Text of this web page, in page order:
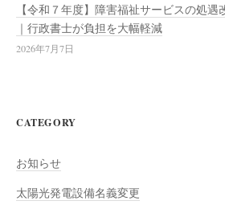
【令和７年度】障害福祉サービスの処
｜行政書士が負担を大幅軽減
2026年7月7日
CATEGORY
お知らせ
太陽光発電設備名義変更